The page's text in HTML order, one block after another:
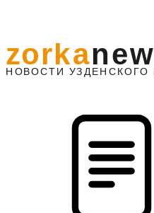
НО ВОСТИ УЗДЕНС КО ГО
zorkanew